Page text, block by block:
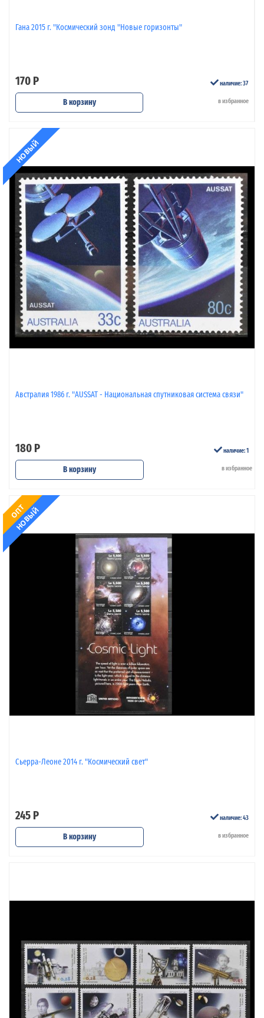
Гана 2015 г. "Космический зонд "Новые горизонты"
170 Р наличие: 37
В корзину в избранное
Австралия 1986 г. "AUSSAT - Национальная спутниковая система связи"
НОВЫЙ
180 Р наличие: 1
В корзину в избранное
Сьерра-Леоне 2014 г. "Космический свет"
ОПТ
НОВЫЙ
245 Р наличие: 43
В корзину в избранное